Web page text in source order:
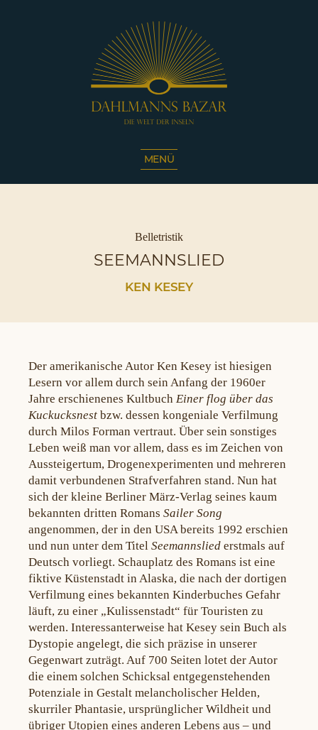
Die
Café
Sassnitz
MENÜ
Kategorien
Belletristik
SEEMANNSLIED
KEN KESEY
Der amerikanische Autor Ken Kesey ist hiesigen
Lesern vor allem durch sein Anfang der 1960er
Jahre erschienenes Kultbuch Einer flog über das
Kuckucksnest bzw. dessen kongeniale Verfilmung
durch Milos Forman vertraut. Über sein sonstiges
Leben weiß man vor allem, dass es im Zeichen von
Aussteigertum, Drogenexperimenten und mehreren
damit verbundenen Strafverfahren stand. Nun hat
sich der kleine Berliner März-Verlag seines kaum
bekannten dritten Romans Sailer Song
angenommen, der in den USA bereits 1992 erschien
und nun unter dem Titel Seemannslied erstmals auf
Deutsch vorliegt. Schauplatz des Romans ist eine
fiktive Küstenstadt in Alaska, die nach der dortigen
Verfilmung eines bekannten Kinderbuches Gefahr
läuft, zu einer „Kulissenstadt“ für Touristen zu
werden. Interessanterweise hat Kesey sein Buch als
Dystopie angelegt, die sich präzise in unserer
Gegenwart zuträgt. Auf 700 Seiten lotet der Autor
die einem solchen Schicksal entgegenstehenden
Potenziale in Gestalt melancholischer Helden,
skurriler Phantasie, ursprünglicher Wildheit und
übriger Utopien eines anderen Lebens aus – und